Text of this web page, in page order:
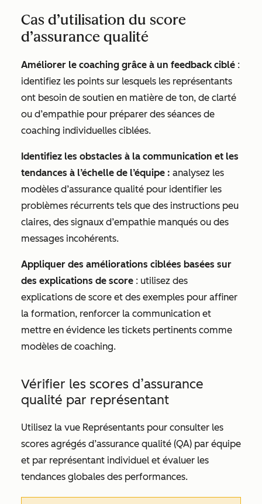
Cas d’utilisation du score
d’assurance qualité
Améliorer le coaching grâce à un feedback ciblé :
identifiez les points sur lesquels les représentants
ont besoin de soutien en matière de ton, de clarté
ou d’empathie pour préparer des séances de
coaching individuelles ciblées.
Identifiez les obstacles à la communication et les
tendances à l’échelle de l’équipe : analysez les
modèles d’assurance qualité pour identifier les
problèmes récurrents tels que des instructions peu
claires, des signaux d’empathie manqués ou des
messages incohérents.
Appliquer des améliorations ciblées basées sur
des explications de score : utilisez des
explications de score et des exemples pour affiner
la formation, renforcer la communication et
mettre en évidence les tickets pertinents comme
modèles de coaching.
Vérifier les scores d’assurance
qualité par représentant
Utilisez la vue Représentants pour consulter les
scores agrégés d’assurance qualité (QA) par équipe
et par représentant individuel et évaluer les
tendances globales des performances.